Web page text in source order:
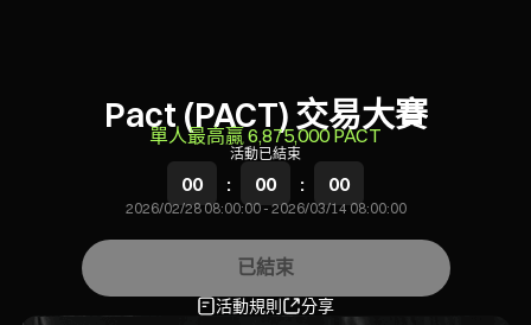
Pact (PACT) 交易大賽
單人最高贏 6,875,000 PACT
活動已結束
00 : 00 : 00
2026/02/28 08:00:00-2026/03/14 08:00:00
已結束
活動規則
分享